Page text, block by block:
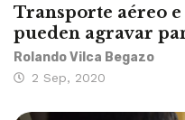
Transporte aéreo
pueden agravar
Rolando Vilca Begazo
2 Sep, 2020